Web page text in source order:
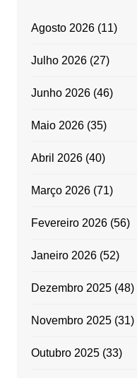
Agosto 2026(11)
Julho 2026(27)
Junho 2026(46)
Maio 2026(35)
Abril 2026(40)
Março 2026(71)
Fevereiro 2026(56)
Janeiro 2026(52)
Dezembro 2025(48)
Novembro 2025(31)
Outubro 2025(33)